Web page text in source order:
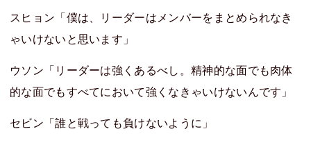
スヒョン「僕は、リーダーはメンバーをまとめられなき
ゃいけないと思います」
ウソン「リーダーは強くあるべし。精神的な面でも肉体
的な面でもすべてにおいて強くなきゃいけないんです」
セビン「誰と戦っても負けないように」